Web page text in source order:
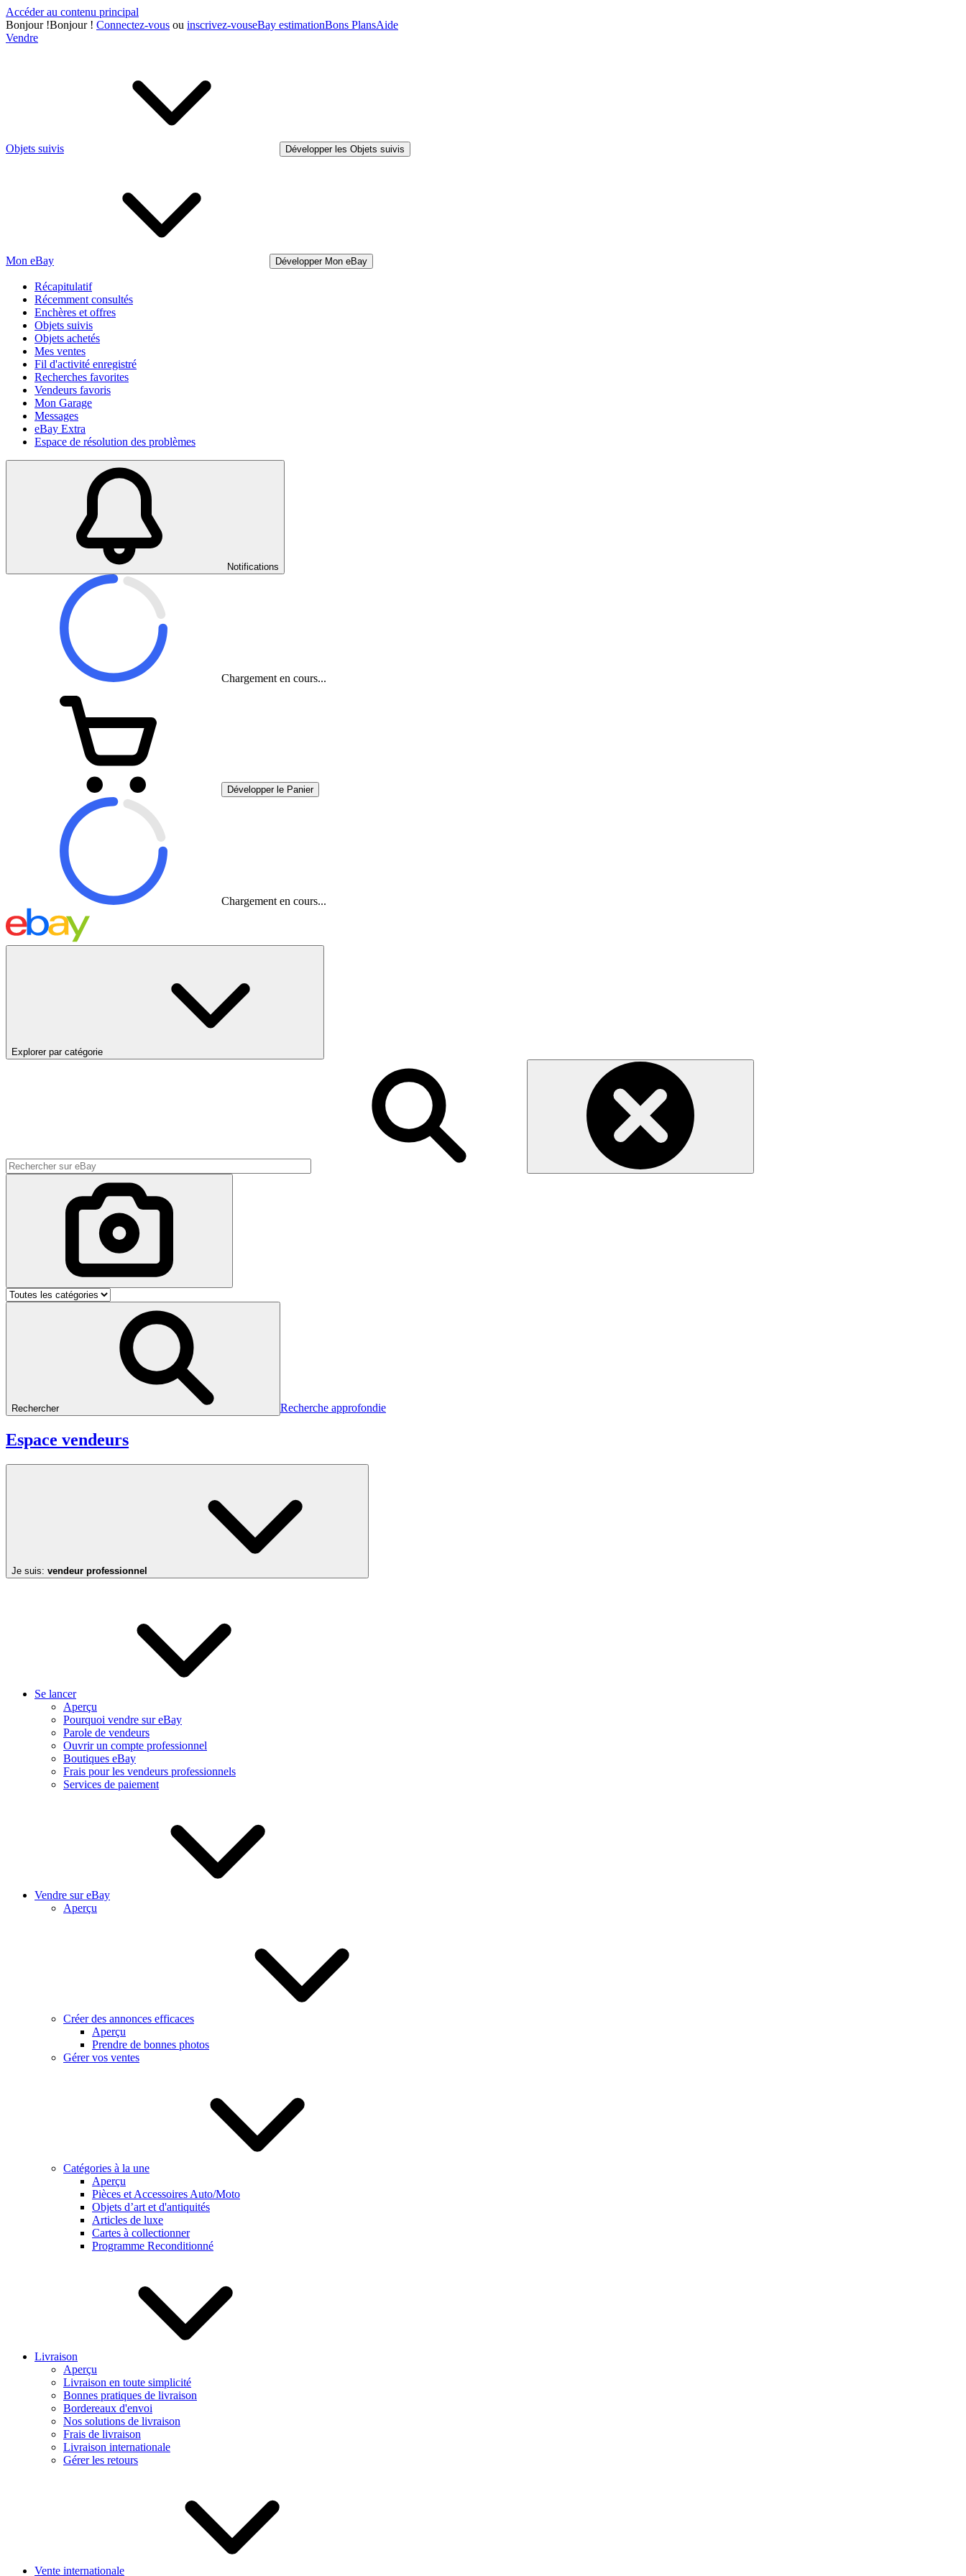
Accéder au contenu principal
Bonjour !Bonjour ! Connectez-vous ou inscrivez-vouseBay estimationBons PlansAide
Vendre
Objets suivis Développer les Objets suivis
Mon eBay Développer Mon eBay
Récapitulatif
Récemment consultés
Enchères et offres
Objets suivis
Objets achetés
Mes ventes
Fil d'activité enregistré
Recherches favorites
Vendeurs favoris
Mon Garage
Messages
eBay Extra
Espace de résolution des problèmes
Notifications
Chargement en cours...
Développer le Panier
Chargement en cours...
Explorer par catégorie
Rechercher Recherche approfondie
Espace vendeurs
Je suis: vendeur professionnel
Se lancer
Aperçu
Pourquoi vendre sur eBay
Parole de vendeurs
Ouvrir un compte professionnel
Boutiques eBay
Frais pour les vendeurs professionnels
Services de paiement
Vendre sur eBay
Aperçu
Créer des annonces efficaces
Aperçu
Prendre de bonnes photos
Gérer vos ventes
Catégories à la une
Aperçu
Pièces et Accessoires Auto/Moto
Objets d’art et d'antiquités
Articles de luxe
Cartes à collectionner
Programme Reconditionné
Livraison
Aperçu
Livraison en toute simplicité
Bonnes pratiques de livraison
Bordereaux d'envoi
Nos solutions de livraison
Frais de livraison
Livraison internationale
Gérer les retours
Vente internationale